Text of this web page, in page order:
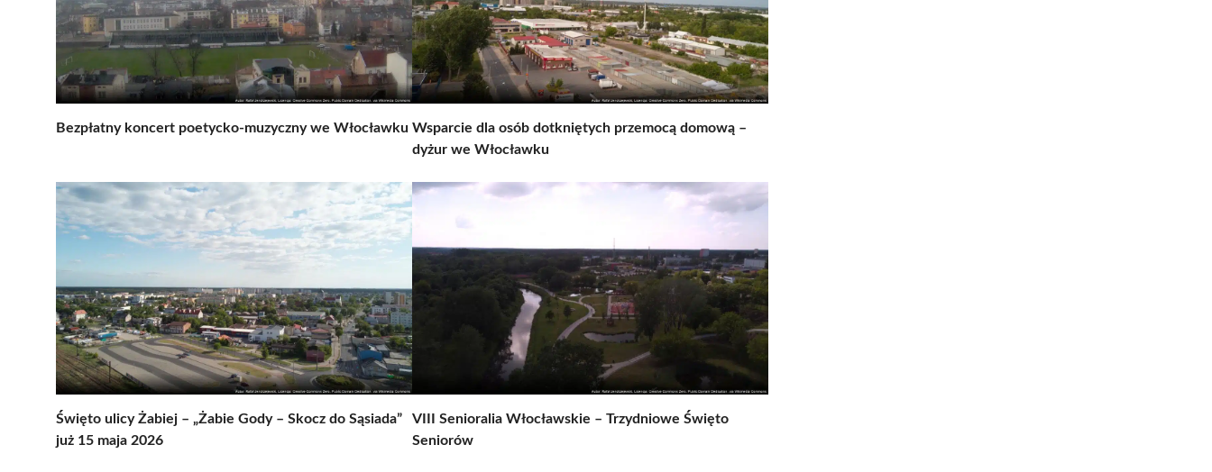
Bezpłatny koncert poetycko-muzyczny we Włocławku Wsparcie dla osób dotkniętych przemocą domową –
dyżur we Włocławku
Święto ulicy Żabiej – „Żabie Gody – Skocz do Sąsiada”
już 15 maja 2026
VIII Senioralia Włocławskie – Trzydniowe Święto
Seniorów